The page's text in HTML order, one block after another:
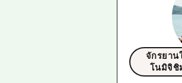
จักรยาน
โนมิจิชิ